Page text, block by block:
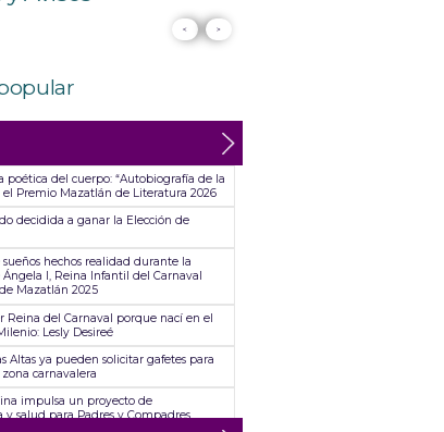
< >
poética del cuerpo: “Autobiografía de la
el Premio Mazatlán de Literatura 2026
decidida a ganar la Elección de
hechos realidad durante la
I, Reina Infantil del Carnaval
Mazatlán 2025
Reina del Carnaval porque nací en el
Lesly Desireé
Altas ya pueden solicitar gafetes para
carnavalera
impulsa un proyecto de
y salud para Padres y Compadres